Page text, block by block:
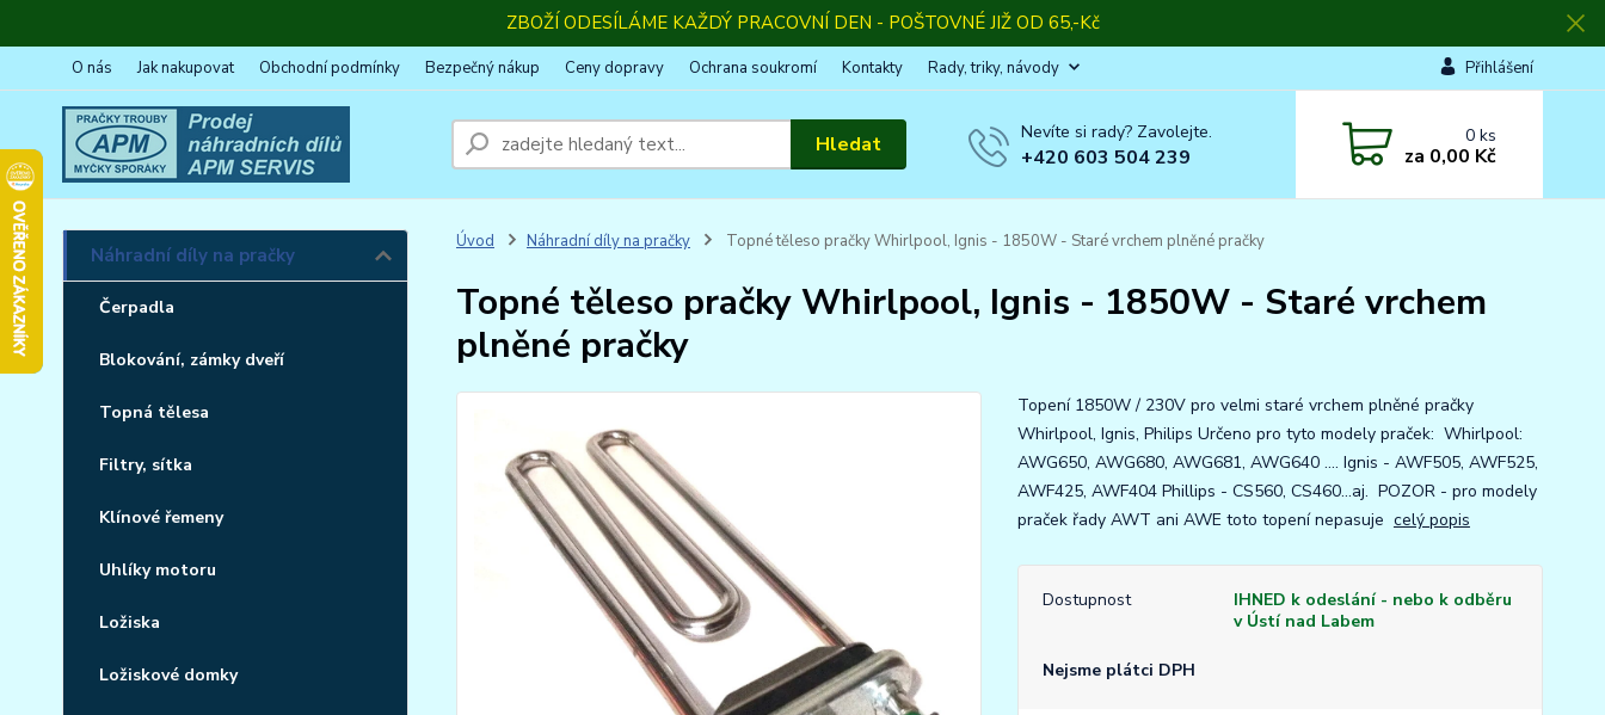
ZBOŽÍ ODESÍLÁME KAŽDÝ PRACOVNÍ DEN - POŠTOVNÉ JIŽ OD 65,-Kč
O nás Jak nakupovat Obchodní podmínky Bezpečný nákup Ceny dopravy Ochrana soukromí Kontakty Rady, triky, návody Přihlášení
Hledat Nevíte si rady? Zavolejte.
+420 603 504 239
0ks
za 0,00 Kč
Náhradní díly na pračky
Čerpadla
Blokování, zámky dveří
Topná tělesa
Filtry, sítka
Klínové řemeny
Uhlíky motoru
Ložiska
Ložiskové domky
Úvod Náhradní díly na pračky Topné těleso pračky Whirlpool, Ignis - 1850W - Staré vrchem plněné pračky
Topné těleso pračky Whirlpool, Ignis - 1850W - Staré vrchem
plněné pračky
Topení 1850W / 230V pro velmi staré vrchem plněné pračky
Whirlpool, Ignis, Philips Určeno pro tyto modely praček: Whirlpool:
AWG650, AWG680, AWG681, AWG640 .... Ignis - AWF505, AWF525,
AWF425, AWF404 Phillips - CS560, CS460...aj. POZOR - pro modely
praček řady AWT ani AWE toto topení nepasuje celý popis
Dostupnost
IHNED k odeslání - nebo k odběru
v Ústí nad Labem
Nejsme plátci DPH